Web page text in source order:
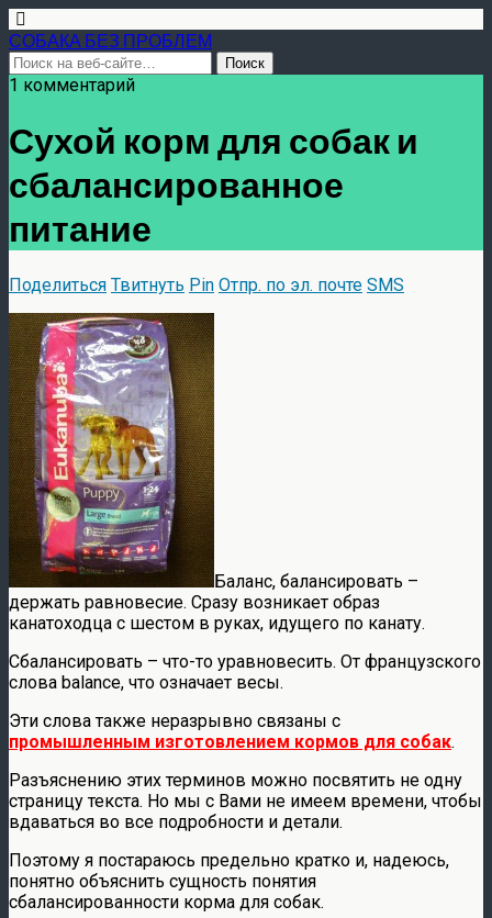
СОБАКА БЕЗ ПРОБЛЕМ
1 комментарий
Сухой корм для собак и
сбалансированное
питание
Поделиться Твитнуть Pin Отпр. по эл. почте SMS
Баланс, балансировать –
держать равновесие. Сразу возникает образ
канатоходца с шестом в руках, идущего по канату.
Сбалансировать – что-то уравновесить. От французского
слова balance, что означает весы.
Эти слова также неразрывно связаны с
промышленным изготовлением кормов для собак.
Разъяснению этих терминов можно посвятить не одну
страницу текста. Но мы с Вами не имеем времени, чтобы
вдаваться во все подробности и детали.
Поэтому я постараюсь предельно кратко и, надеюсь,
понятно объяснить сущность понятия
сбалансированности корма для собак.